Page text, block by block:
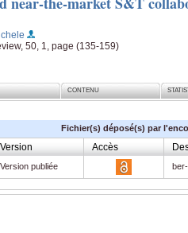
50, 1, page (135-159)
CONTENU
Fichier(s) déposé(s) par
Version Accès
Version publiée